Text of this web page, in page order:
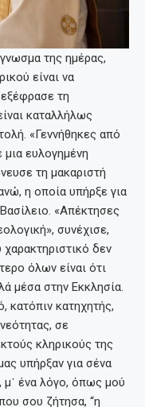
της ημέρας,
είναι να
τη
καταλλήλως
«Γεννήθηκες από
μια ευλογημένη
τη μακαριστή
η οποία υπήρξε για
«Απέκτησες
συνέχισε,
δεν
όλων είναι ότι
μέσα στην Εκκλησία.
κατόπιν κατηχητής,
σε
κληρικούς της
υπήρξαν για σένα
μ᾽ ένα λόγο, όπως μού
σου ζήτησα, “η